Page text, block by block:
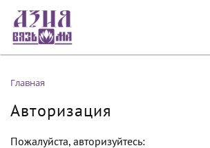
Главная
Авторизация
Пожалуйста, авторизуйтесь: